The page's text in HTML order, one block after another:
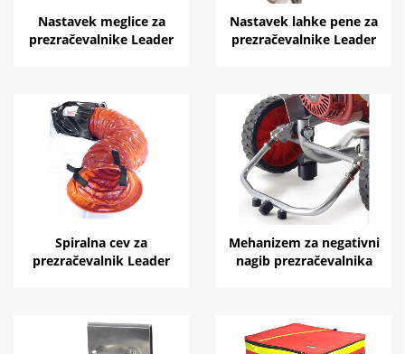
Nastavek meglice za
prezračevalnike Leader
Nastavek lahke pene za
prezračevalnike Leader
Spiralna cev za
prezračevalnik Leader
Mehanizem za negativni
nagib prezračevalnika